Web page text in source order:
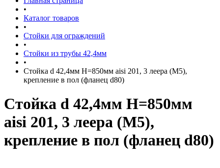
•
Каталог товаров
•
Стойки для ограждений
•
Стойки из трубы 42,4мм
•
Стойка d 42,4мм H=850мм aisi 201, 3 леера (М5),
крепление в пол (фланец d80)
Стойка d 42,4мм H=850мм
aisi 201, 3 леера (М5),
крепление в пол (фланец d80)